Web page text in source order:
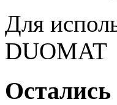
Для
DUOMAT